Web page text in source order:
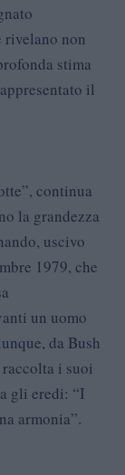
rivelano non
stima
il
continua
la grandezza
uscivo
1979, che
un uomo
da Bush
i suoi
gli eredi: “I
armonia”.